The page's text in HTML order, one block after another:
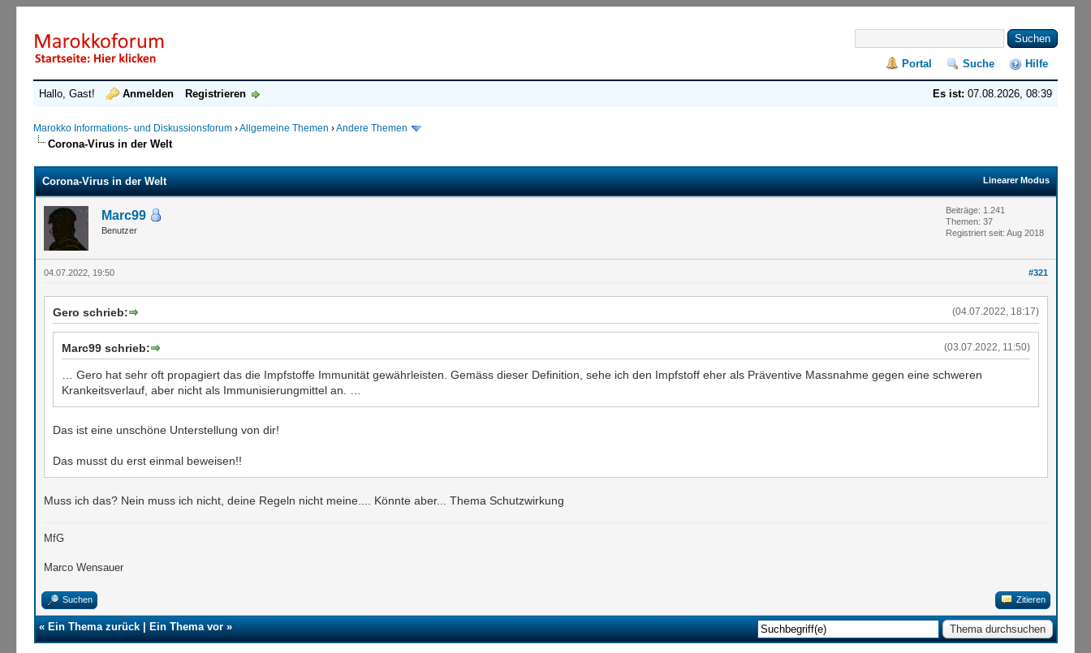
Portal Suche Hilfe
Es ist: 07.08.2026, 08:39
Hallo, Gast! Anmelden Registrieren
Marokko Informations- und Diskussionsforum ›Allgemeine Themen ›Andere Themen
Corona-Virus in der Welt
Linearer Modus
Corona-Virus in der Welt
Marc99
Benutzer
Beiträge: 1.241
Themen: 37
Registriert seit: Aug 2018
#321
04.07.2022, 19:50
(04.07.2022, 18:17)
Gero schrieb:
(03.07.2022, 11:50)
Marc99 schrieb:
… Gero hat sehr oft propagiert das die Impfstoffe Immunität gewährleisten. Gemäss dieser Definition, sehe ich den Impfstoff eher als Präventive Massnahme gegen eine schweren
Krankeitsverlauf, aber nicht als Immunisierungmittel an. …
Das ist eine unschöne Unterstellung von dir!
Das musst du erst einmal beweisen!!
Muss ich das? Nein muss ich nicht, deine Regeln nicht meine.... Könnte aber... Thema Schutzwirkung
MfG
Marco Wensauer
Suchen Zitieren
«Ein Thema zurück|Ein Thema vor»